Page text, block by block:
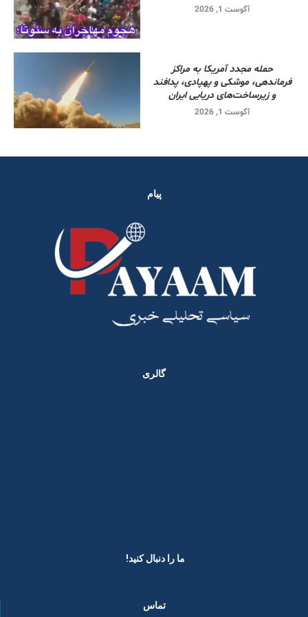
آگوست 1, 2026
حمله مجدد آمریکا به مراکز
فرماندهی، موشکی و پهپادی، پدافند
و زیرساخت‌های دریایی ایران
آگوست 1, 2026
پیام
گالری
ما را دنبال کنید! ​
تماس